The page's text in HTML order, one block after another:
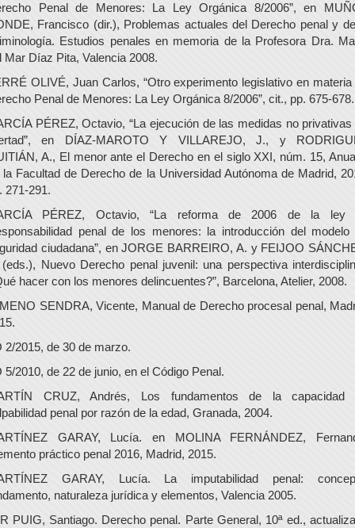
Penal de Menores: La Ley Orgánica 8/2006”, en
Francisco (dir.), Problemas actuales del Derecho penal y
Estudios penales en memoria de la Profesora Dra.
Mar Díaz Pita, Valencia 2008.
OLIVÉ, Juan Carlos, “Otro experimento legislativo en materia
Penal de Menores: La Ley Orgánica 8/2006”, cit., pp. 675-678.
PÉREZ, Octavio, “La ejecución de las medidas no privativas
en DÍAZ-MAROTO Y VILLAREJO, J., y
A., El menor ante el Derecho en el siglo XXI, núm. 15,
la Facultad de Derecho de la Universidad Autónoma de Madrid,
271-291.
PÉREZ, Octavio, “La reforma de 2006 de la ley
penal de los menores: la introducción del modelo
ciudadana”, en JORGE BARREIRO, A. y FEIJOO
Nuevo Derecho penal juvenil: una perspectiva
hacer con los menores delincuentes?”, Barcelona, Atelier, 2008.
SENDRA, Vicente, Manual de Derecho procesal penal,
2/2015, de 30 de marzo.
5/2010, de 22 de junio, en el Código Penal.
CRUZ, Andrés, Los fundamentos de la capacidad
penal por razón de la edad, Granada, 2004.
GARAY, Lucía. en MOLINA FERNÁNDEZ,
práctico penal 2016, Madrid, 2015.
GARAY, Lucía. La imputabilidad penal:
naturaleza jurídica y elementos, Valencia 2005.
PUIG, Santiago. Derecho penal. Parte General, 10ª ed.,